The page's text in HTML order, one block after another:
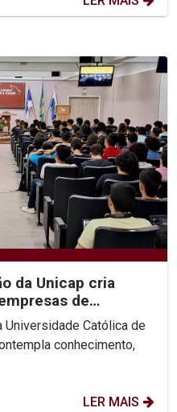
da Unicap cria
de
Universidade Católica de
conhecimento,
LER MAIS